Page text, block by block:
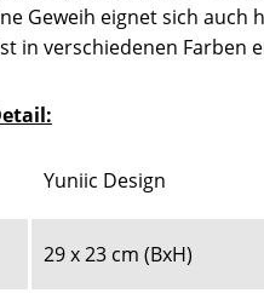
Geweih eignet sich
in verschiedenen
Yuniic Design
29 x 23 cm (BxH)